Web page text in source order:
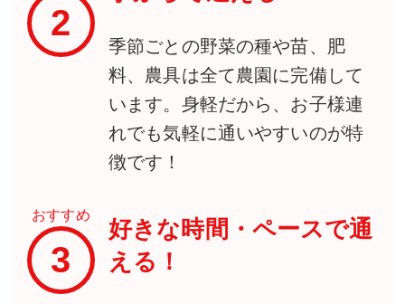
2
季節ごとの野菜の種や苗、肥
料、農具は全て農園に完備して
います。身軽だから、お子様連
れでも気軽に通いやすいのが特
徴です！
おすすめ
3
好きな時間・ペースで通
える！